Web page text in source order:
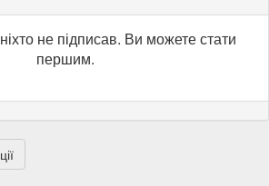
не підписав. Ви можете стати
першим.